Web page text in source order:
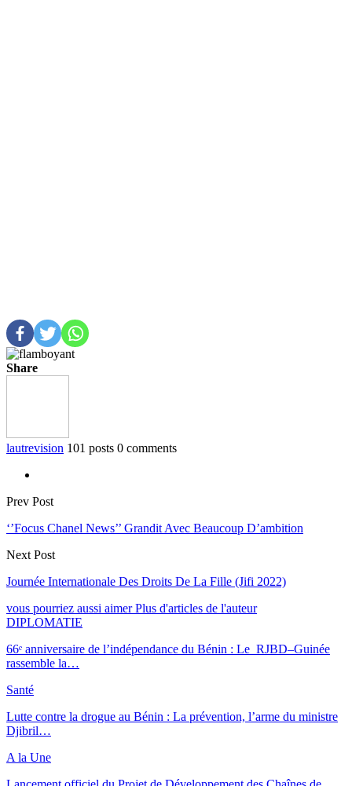
Share
lautrevision 101 posts 0 comments
Prev Post
‘’Focus Chanel News’’ Grandit Avec Beaucoup D’ambition
Next Post
Journée Internationale Des Droits De La Fille (Jifi 2022)
vous pourriez aussi aimer Plus d'articles de l'auteur
DIPLOMATIE
66ᵉ anniversaire de l’indépendance du Bénin : Le RJBD–Guinée
rassemble la…
Santé
Lutte contre la drogue au Bénin : La prévention, l’arme du ministre
Djibril…
A la Une